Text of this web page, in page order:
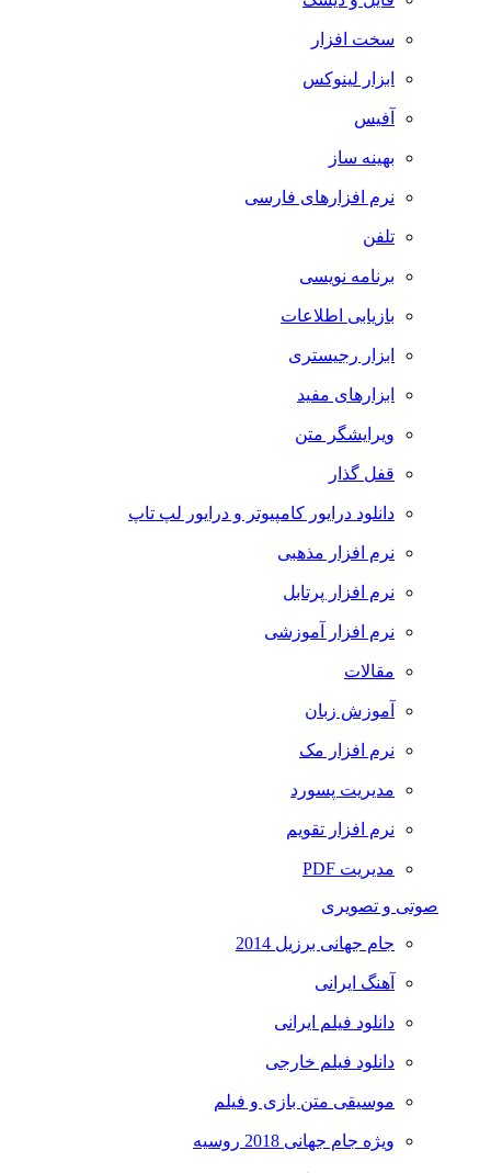
سخت افزار
ابزار لینوکس
آفیس
بهینه ساز
نرم افزارهای فارسی
تلفن
برنامه نویسی
بازیابی اطلاعات
ابزار رجیستری
ابزارهای مفید
ویرایشگر متن
قفل گذار
دانلود درایور کامپیوتر و درایور لپ تاپ
نرم افزار مذهبی
نرم افزار پرتابل
نرم افزار آموزشی
مقالات
آموزش زبان
نرم افزار مک
مدیریت پسورد
نرم افزار تقویم
مدیریت PDF
صوتی و تصویری
جام جهانی برزیل 2014
آهنگ ایرانی
دانلود فیلم ایرانی
دانلود فیلم خارجی
موسیقی متن بازی و فیلم
ویژه جام جهانی 2018 روسیه